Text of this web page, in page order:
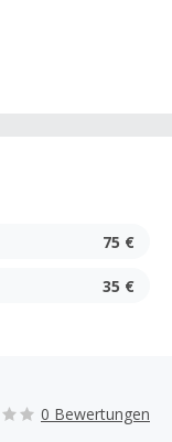
75 €
35 €
0 Bewertungen